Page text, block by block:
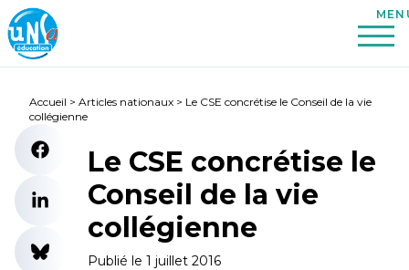
Accueil > Articles nationaux > Le CSE concrétise le Conseil de la vie
collégienne
Le CSE concrétise le
Conseil de la vie
collégienne
Publié le 1 juillet 2016